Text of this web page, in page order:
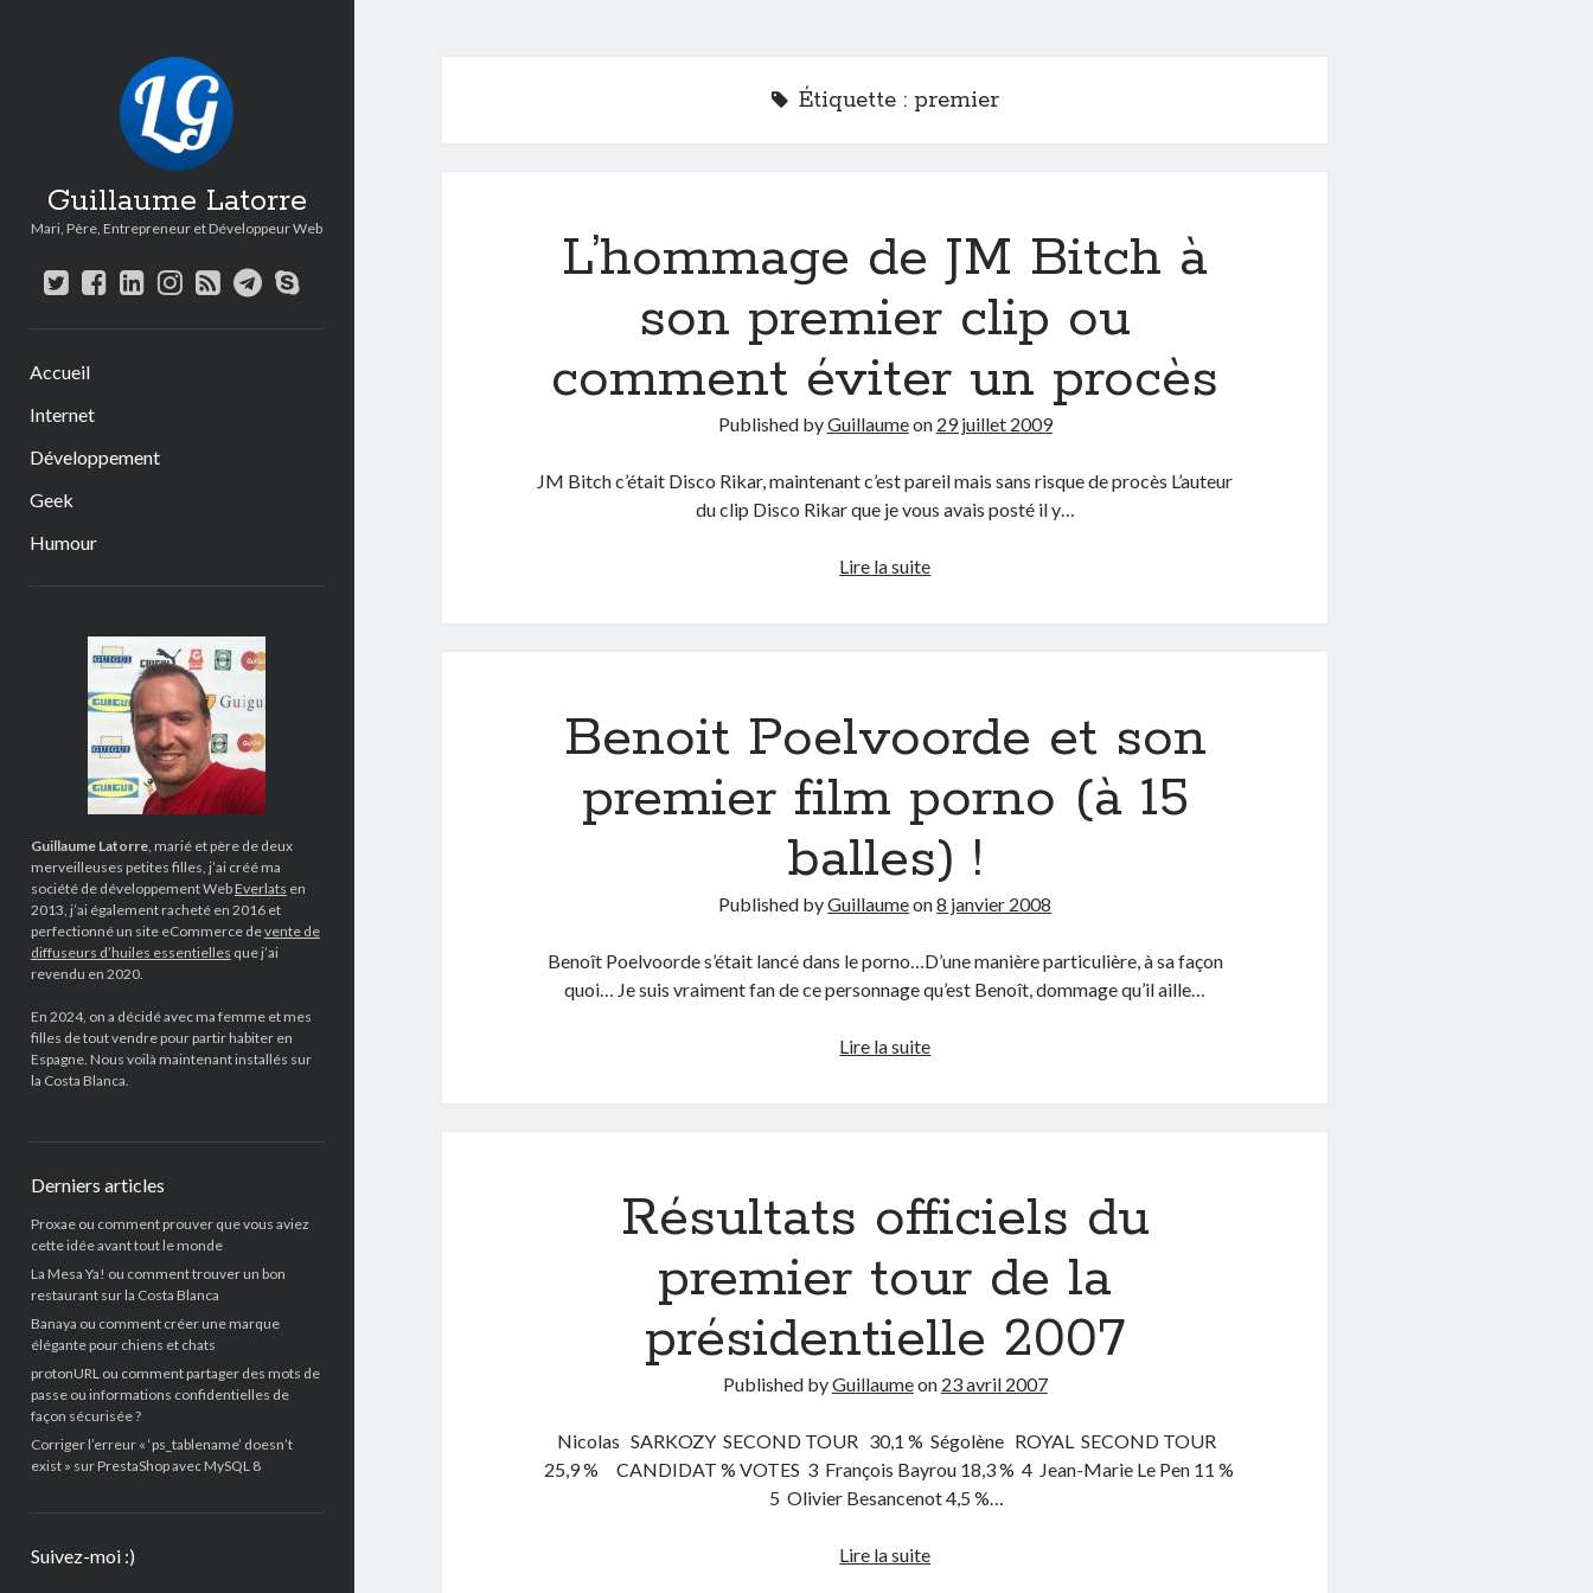
Guillaume Latorre
Mari, Père, Entrepreneur et Développeur Web
twitter
facebook
linkedin
instagram
rsstelegram
skype
Accueil
Internet
Développement
Geek
Humour
Guillaume Latorre, marié et père de deux
merveilleuses petites filles, j’ai créé ma
société de développement Web Everlats en
2013, j’ai également racheté en 2016 et
perfectionné un site eCommerce devente de
diffuseurs d’huiles essentielles que j’ai
revendu en 2020.
En 2024, on a décidé avec ma femme et mes
filles de tout vendre pour partir habiter en
Espagne. Nous voilà maintenant installés sur
la Costa Blanca.
Derniers articles
Proxae ou comment prouver que vous aviez
cette idée avant tout le monde
La Mesa Ya! ou comment trouver un bon
restaurant sur la Costa Blanca
Banaya ou comment créer une marque
élégante pour chiens et chats
protonURL ou comment partager des mots de
passe ou informations confidentielles de
façon sécurisée ?
Corriger l’erreur « ‘ps_tablename’ doesn’t
exist » sur PrestaShop avec MySQL 8
Suivez-moi :)
Étiquette : premier
L’hommage de JM Bitch à
son premier clip ou
comment éviter un procès
Published byGuillaumeon 29 juillet 2009
JM Bitch c’était Disco Rikar, maintenant c’est pareil mais sans risque de procès L’auteur
du clip Disco Rikar que je vous avais posté il y…
Lire la suiteL’hommage
premier
ou
comment
éviter
un
procès
Benoit Poelvoorde et son
premier film porno (à 15
balles) !
Published byGuillaumeon8 janvier 2008
Benoît Poelvoorde s’était lancé dans le porno…D’une manière particulière, à sa façon
quoi… Je suis vraiment fan de ce personnage qu’est Benoît, dommage qu’il aille…
Lire la suiteBenoit
porno
15
balles)
!
Résultats officiels du
premier tour de la
présidentielle 2007
Published byGuillaumeon 23 avril 2007
Nicolas SARKOZY SECOND TOUR 30,1 % Ségolène ROYAL SECOND TOUR
25,9 % CANDIDAT % VOTES 3 François Bayrou 18,3 % 4 Jean-Marie Le Pen 11 %
5 Olivier Besancenot 4,5 %…
Lire la suiteRésultats